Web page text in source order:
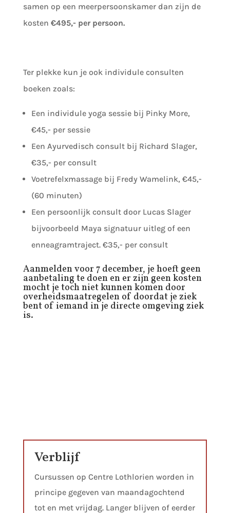
samen op een meerpersoonskamer dan zijn de
kosten €495,- per persoon.
Ter plekke kun je ook individule consulten
boeken zoals:
Een individule yoga sessie bij Pinky More,
€45,- per sessie
Een Ayurvedisch consult bij Richard Slager,
€35,- per consult
Voetrefelxmassage bij Fredy Wamelink, €45,-
(60 minuten)
Een persoonlijk consult door Lucas Slager
bijvoorbeeld Maya signatuur uitleg of een
enneagramtraject. €35,- per consult
Aanmelden voor 7 december, je hoeft geen
aanbetaling te doen en er zijn geen kosten
mocht je toch niet kunnen komen door
overheidsmaatregelen of doordat je ziek
bent of iemand in je directe omgeving ziek
is.
Verblijf
Cursussen op Centre Lothlorien worden in
principe gegeven van maandagochtend
tot en met vrijdag. Langer blijven of eerder